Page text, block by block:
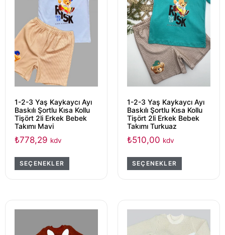
1-2-3 Yaş Kaykaycı Ayı
Baskılı Şortlu Kısa Kollu
Tişört 2li Erkek Bebek
Takımı Mavi
₺778,29 kdv
SEÇENEKLER
1-2-3 Yaş Kaykaycı Ayı
Baskılı Şortlu Kısa Kollu
Tişört 2li Erkek Bebek
Takımı Turkuaz
₺510,00 kdv
SEÇENEKLER